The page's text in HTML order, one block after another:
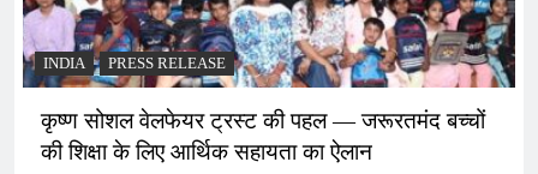
INDIA PRESS RELEASE
कृष्ण सोशल वेलफेयर ट्रस्ट की पहल — जरूरतमंद बच्चों
की शिक्षा के लिए आर्थिक सहायता का ऐलान